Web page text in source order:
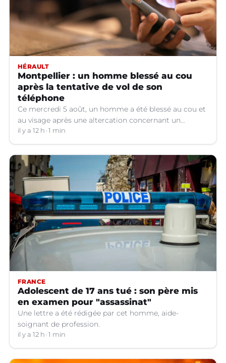
HÉRAULT
Montpellier : un homme blessé au cou
après la tentative de vol de son
téléphone
Ce mercredi 5 août, un homme a été blessé au cou et
au visage après une altercation concernant un
téléphone portable à Montpellier (Hérault).
il y a 12 h 1 min
FRANCE
Adolescent de 17 ans tué : son père mis
en examen pour "assassinat"
Une lettre a été rédigée par cet homme, aide-
soignant de profession.
il y a 12 h 1 min